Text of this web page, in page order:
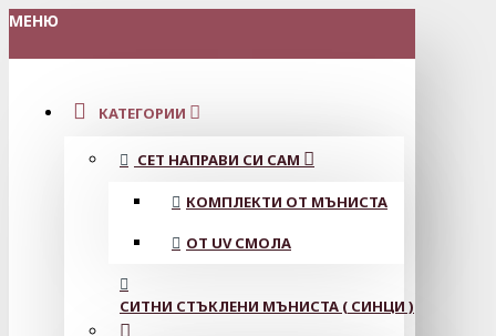
МЕНЮ
КАТЕГОРИИ
СЕТ НАПРАВИ СИ САМ
КОМПЛЕКТИ ОТ МЪНИСТА
ОТ UV СМОЛА
СИТНИ СТЪКЛЕНИ МЪНИСТА ( СИНЦИ )